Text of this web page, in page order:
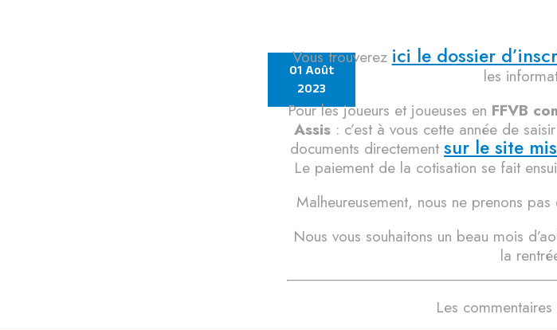
01 Août
2023
Vous trouverez ici le dossier
les
Pour les joueurs et joueuses en FFVB
Assis : c’est à vous cette année de
documents directement sur le site
Le paiement de la cotisation se fait
Malheureusement, nous ne prenons
Nous vous souhaitons un beau mois
la
Les